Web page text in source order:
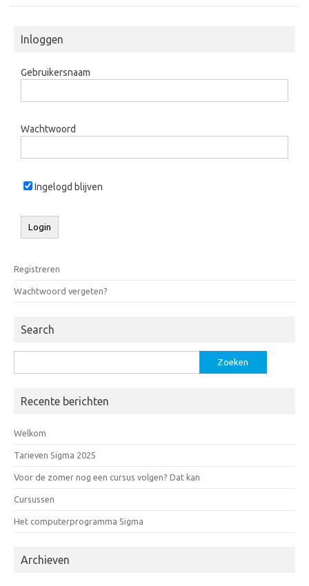
Inloggen
Gebruikersnaam
Wachtwoord
Ingelogd blijven
Registreren
Wachtwoord vergeten?
Search
naar:
Recente berichten
Welkom
Tarieven Sigma 2025
Voor de zomer nog een cursus volgen? Dat kan
Cursussen
Het computerprogramma Sigma
Archieven